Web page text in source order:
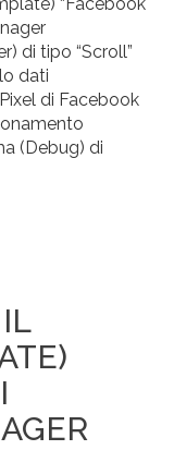
di tipo “Scroll”
dati
di Facebook
(Debug) di